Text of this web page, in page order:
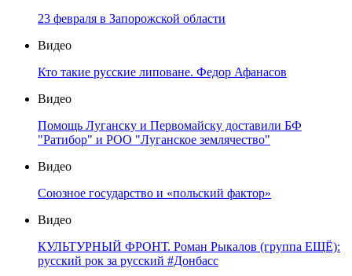
23 февраля в Запорожской области
Видео
Кто такие русские липоване. Федор Афанасов
Видео
Помощь Луганску и Первомайску доставили БФ
"Ратибор" и РОО "Луганское землячество"
Видео
Союзное государство и «польский фактор»
Видео
КУЛЬТУРНЫЙ ФРОНТ. Роман Рыкалов (группа ЕЩЁ):
русский рок за русский #Донбасс